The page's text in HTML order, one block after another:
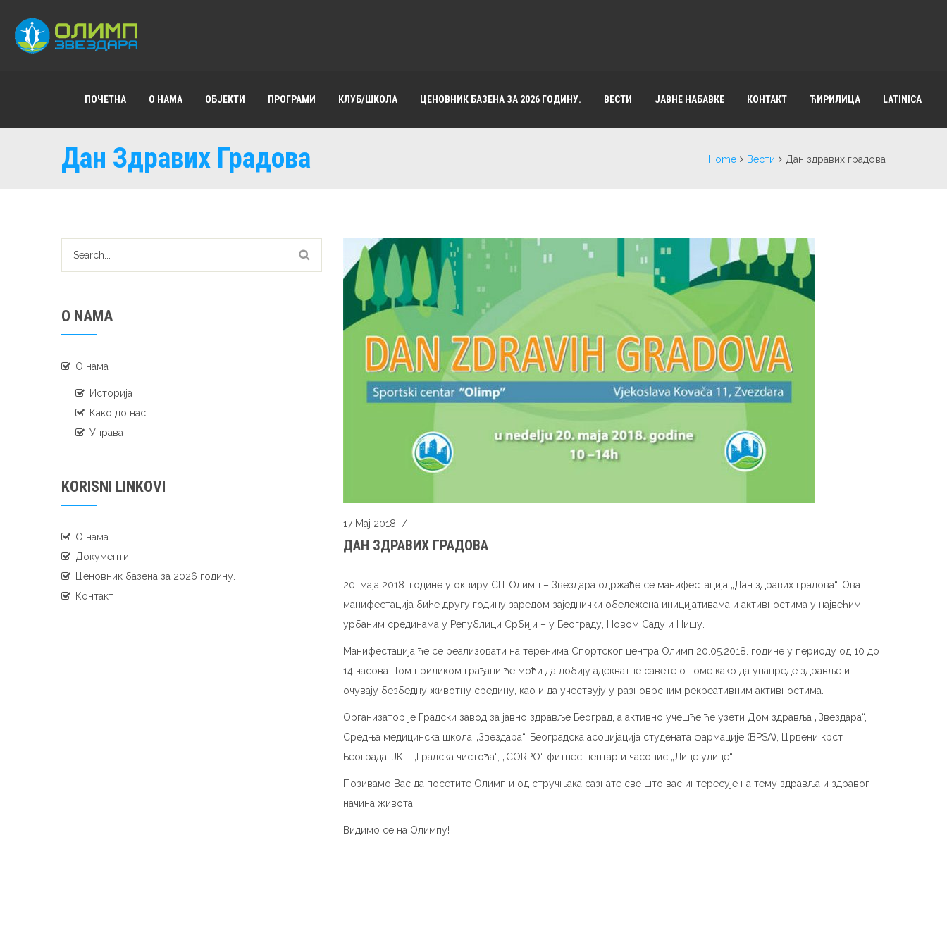
ПОЧЕТНА О НАМА ОБЈЕКТИ ПРОГРАМИ КЛУБ/ШКОЛА ЦЕНОВНИК БАЗЕНА ЗА 2026 ГОДИНУ. ВЕСТИ ЈАВНЕ НАБАВКЕ КОНТАКТ ЋИРИЛИЦА LATINICA
Дан Здравих Градова Home Вести Дан здравих градова
O NAMA
О нама
Историја
Како до нас
Управа
KORISNI LINKOVI
О нама
Документи
Ценовник базена за 2026 годину.
Контакт
17 Мај 2018 /
ДАН ЗДРАВИХ ГРАДОВА
20. маја 2018. године у оквиру СЦ Олимп – Звездара одржаће се манифестација „Дан здравих градова“. Ова
манифестација биће другу годину заредом заједнички обележена иницијативама и активностима у највећим
урбаним срединама у Републици Србији – у Београду, Новом Саду и Нишу.
Манифестација ће се реализовати на теренима Спортског центра Олимп 20.05.2018. године у периоду од 10 до
14 часова. Том приликом грађани ће моћи да добију адекватне савете о томе како да унапреде здравље и
очувају безбедну животну средину, као и да учествују у разноврсним рекреативним активностима.
Организатор је Градски завод за јавно здравље Београд, а активно учешће ће узети Дом здравља „Звездара“,
Средња медицинска школа „Звездара“, Београдска асоцијација студената фармације (BPSA), Црвени крст
Београда, ЈКП „Градска чистоћа“, „CORPO“ фитнес центар и часопис „Лице улице“.
Позивамо Вас да посетите Олимп и од стручњака сазнате све што вас интересује на тему здравља и здравог
начина живота.
Видимо се на Олимпу!